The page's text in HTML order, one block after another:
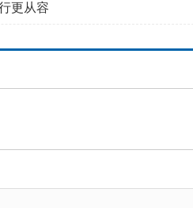
更从容